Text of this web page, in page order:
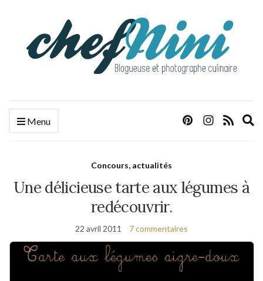
Menu
Concours, actualités
Une délicieuse tarte aux légumes à
redécouvrir.
22 avril 2011 7 commentaires